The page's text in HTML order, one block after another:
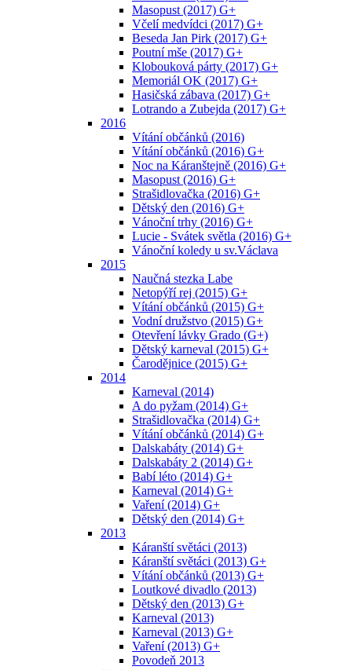
Masopust (2017) G+
Včelí medvídci (2017) G+
Beseda Jan Pirk (2017) G+
Poutní mše (2017) G+
Klobouková párty (2017) G+
Memoriál OK (2017) G+
Hasičská zábava (2017) G+
Lotrando a Zubejda (2017) G+
2016
Vítání občánků (2016)
Vítání občánků (2016) G+
Noc na Káranštejně (2016) G+
Masopust (2016) G+
Strašidlovačka (2016) G+
Dětský den (2016) G+
Vánoční trhy (2016) G+
Lucie - Svátek světla (2016) G+
Vánoční koledy u sv.Václava
2015
Naučná stezka Labe
Netopýří rej (2015) G+
Vítání občánků (2015) G+
Vodní družstvo (2015) G+
Otevření lávky Grado (G+)
Dětský karneval (2015) G+
Čarodějnice (2015) G+
2014
Karneval (2014)
A do pyžam (2014) G+
Strašidlovačka (2014) G+
Vítání občánků (2014) G+
Dalskabáty (2014) G+
Dalskabáty 2 (2014) G+
Babí léto (2014) G+
Karneval (2014) G+
Vaření (2014) G+
Dětský den (2014) G+
2013
Káranští světáci (2013)
Káranští světáci (2013) G+
Vítání občánků (2013) G+
Loutkové divadlo (2013)
Dětský den (2013) G+
Karneval (2013)
Karneval (2013) G+
Vaření (2013) G+
Povodeň 2013